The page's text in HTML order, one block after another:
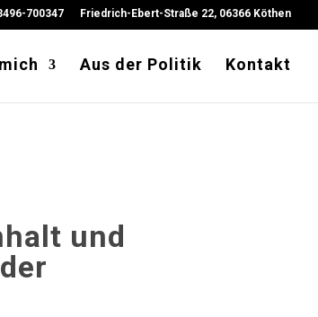
700347 Friedrich-Ebert-Straße 22, 06366 Köthen
Aus der Politik Kontakt
und